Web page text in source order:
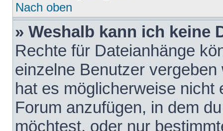
Nach oben
» Weshalb kann ich keine
Rechte für Dateianhänge
einzelne Benutzer
hat es möglicherweise nicht
Forum anzufügen, in dem
möchtest, oder nur